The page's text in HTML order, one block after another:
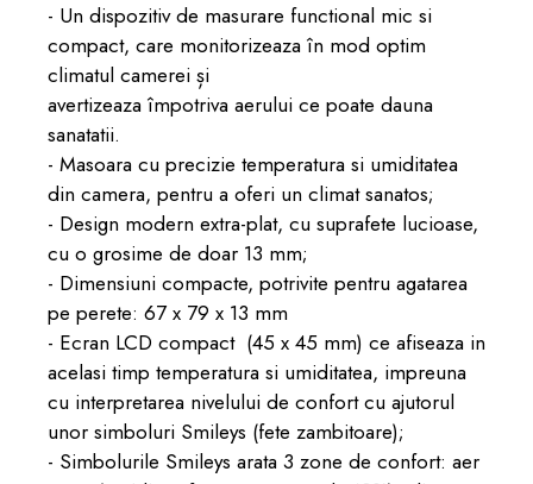
- Un dispozitiv de masurare functional mic si
compact, care monitorizeaza în mod optim
climatul camerei și
avertizeaza împotriva aerului ce poate dauna
sanatatii.
- Masoara cu precizie temperatura si umiditatea
din camera, pentru a oferi un climat sanatos;
- Design modern extra-plat, cu suprafete lucioase,
cu o grosime de doar 13 mm;
- Dimensiuni compacte, potrivite pentru agatarea
pe perete: 67 x 79 x 13 mm
- Ecran LCD compact (45 x 45 mm) ce afiseaza in
acelasi timp temperatura si umiditatea, impreuna
cu interpretarea nivelului de confort cu ajutorul
unor simboluri Smileys (fete zambitoare);
- Simbolurile Smileys arata 3 zone de confort: aer